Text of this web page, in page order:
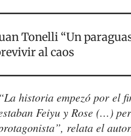
Tonelli “Un
al caos
“La historia empezó por el
Feiyu y Rose (…)
relata el